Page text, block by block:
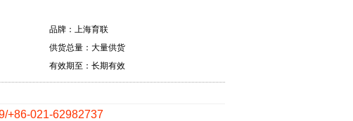
品牌：上海育联
供货总量：大量供货
有效期至：长期有效
+86-021-62982737